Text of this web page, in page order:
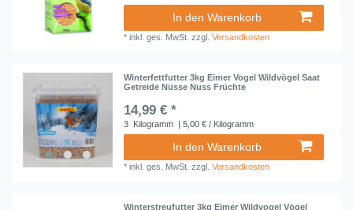
In den Warenkorb
*inkl. ges. MwSt. zzgl.Versandkosten
Winterfettfutter 3kg Eimer Vogel Wildvögel Saat
Getreide Nüsse Nuss Früchte
14,99 € *
3 Kilogramm | 5,00 € / Kilogramm
In den Warenkorb
*inkl. ges. MwSt. zzgl.Versandkosten
Winterstreufutter 3kg Eimer Wildvogel Vögel